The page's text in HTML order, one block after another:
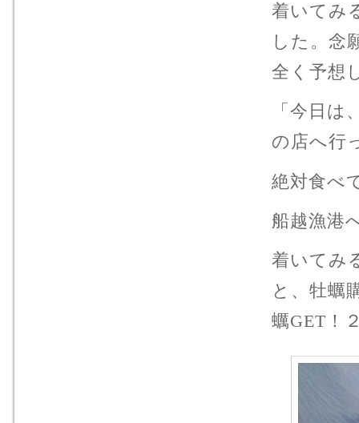
着いてみ
した。念
全く予想
「今日
の店へ行
絶対食べ
船越漁港
着いてみ
と、牡蠣
蠣GET！